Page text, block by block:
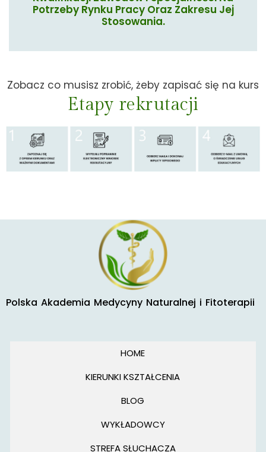
Potrzeby Rynku Pracy Oraz Zakresu Jej
Stosowania.
Zobacz co musisz zrobić, żeby zapisać się na kurs
Etapy rekrutacji
Polska Akademia Medycyny Naturalnej i Fitoterapii
HOME
KIERUNKI KSZTAŁCENIA
BLOG
WYKŁADOWCY
STREFA SŁUCHACZA